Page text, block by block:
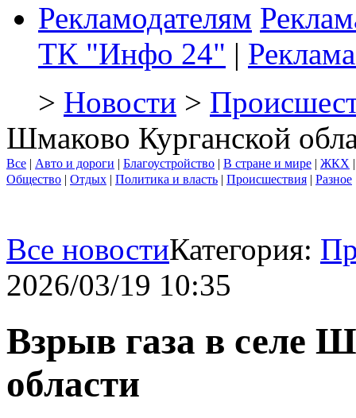
Рекламодателям
ТК "Инфо 24" |
> Новости >
Шмаково Курганской
Все | Авто и дороги | Благоустройство | В стране и мире | ЖКХ
Общество | Отдых | Политика и власть | Происшествия | Разное
Все новостиКатегория:
2026/03/19 10:35
Взрыв газа в селе
области